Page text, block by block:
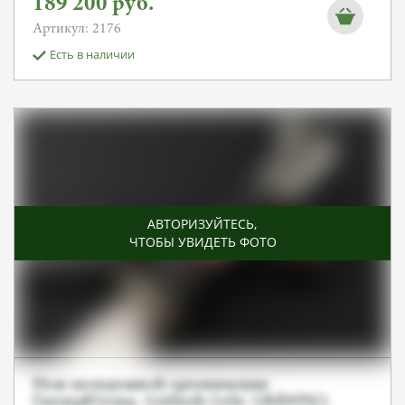
189 200 руб.
Артикул: 2176
Есть в наличии
АВТОРИЗУЙТЕСЬ,
ЧТОБЫ УВИДЕТЬ ФОТО
Нож молодежной организации
ГитлерЮгенд, Gräfrath Gebr. GRÄWISO,